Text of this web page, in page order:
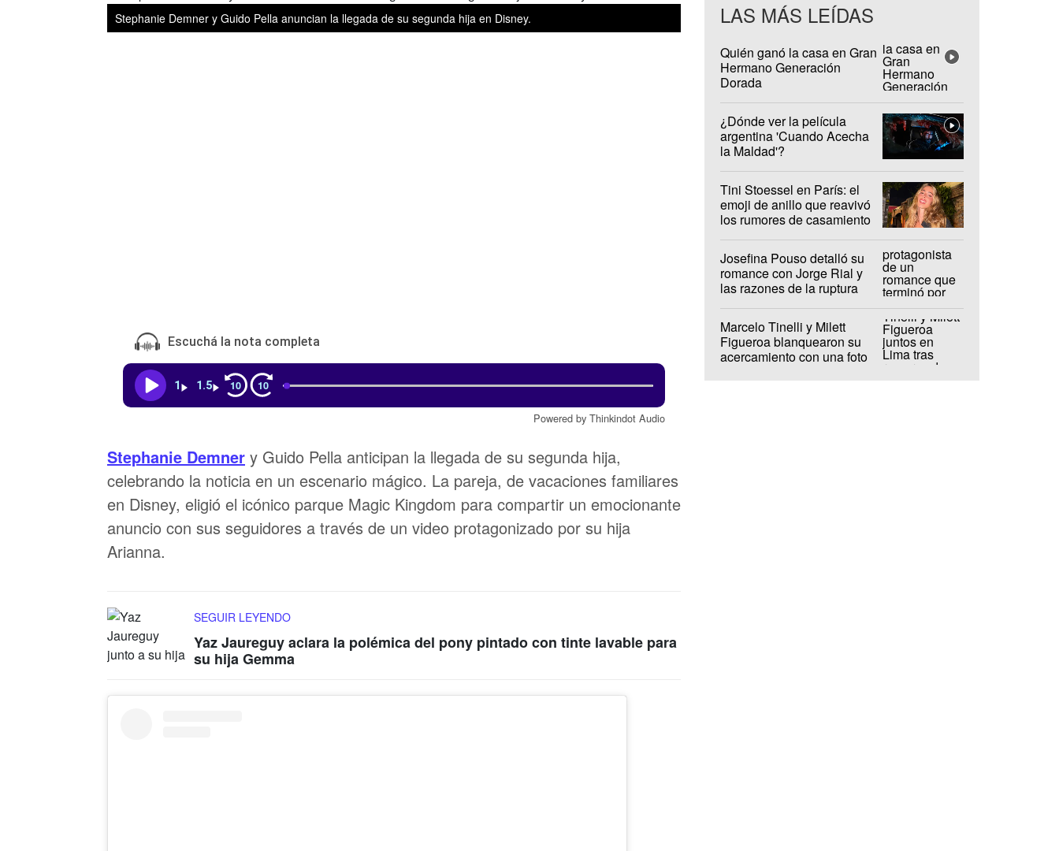
Stephanie Demner y Guido Pella anuncian la llegada de su segunda hija en Disney.
Escuchá la nota completa
1 1.5 10 10
Powered by Thinkindot Audio
Stephanie Demner y Guido Pella anticipan la llegada de su segunda hija,
celebrando la noticia en un escenario mágico. La pareja, de vacaciones familiares
en Disney, eligió el icónico parque Magic Kingdom para compartir un emocionante
anuncio con sus seguidores a través de un video protagonizado por su hija
Arianna.
SEGUIR LEYENDO
Yaz Jaureguy aclara la polémica del pony pintado con tinte lavable para
su hija Gemma
LAS MÁS LEÍDAS
Quién ganó la casa en Gran
Hermano Generación
Dorada
¿Dónde ver la película
argentina 'Cuando Acecha
la Maldad'?
Tini Stoessel en París: el
emoji de anillo que reavivó
los rumores de casamiento
Josefina Pouso detalló su
romance con Jorge Rial y
las razones de la ruptura
Marcelo Tinelli y Milett
Figueroa blanquearon su
acercamiento con una foto